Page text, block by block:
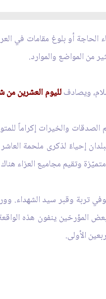
الحاجة أو بلوغ مقامات في
من المواضع والموارد.
ويصادفلليوم العشرين
الصدقات والخيرات
إحياءً لذكرى ملحمة العاشر
وتقيم مجاميع العزاء
تربة وقبر سيد الشهداء.
المؤرخين ينفون هذه
الأولى.